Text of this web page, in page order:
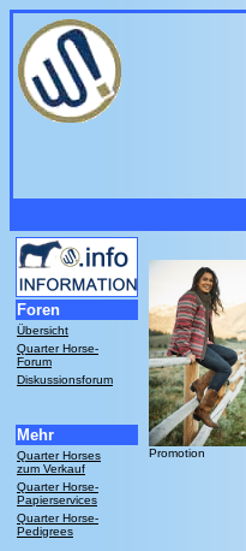
Foren
Übersicht
Quarter Horse-
Forum
Diskussionsforum
Mehr
Quarter Horses
zum Verkauf
Quarter Horse-
Papierservices
Quarter Horse-
Pedigrees
Promotion